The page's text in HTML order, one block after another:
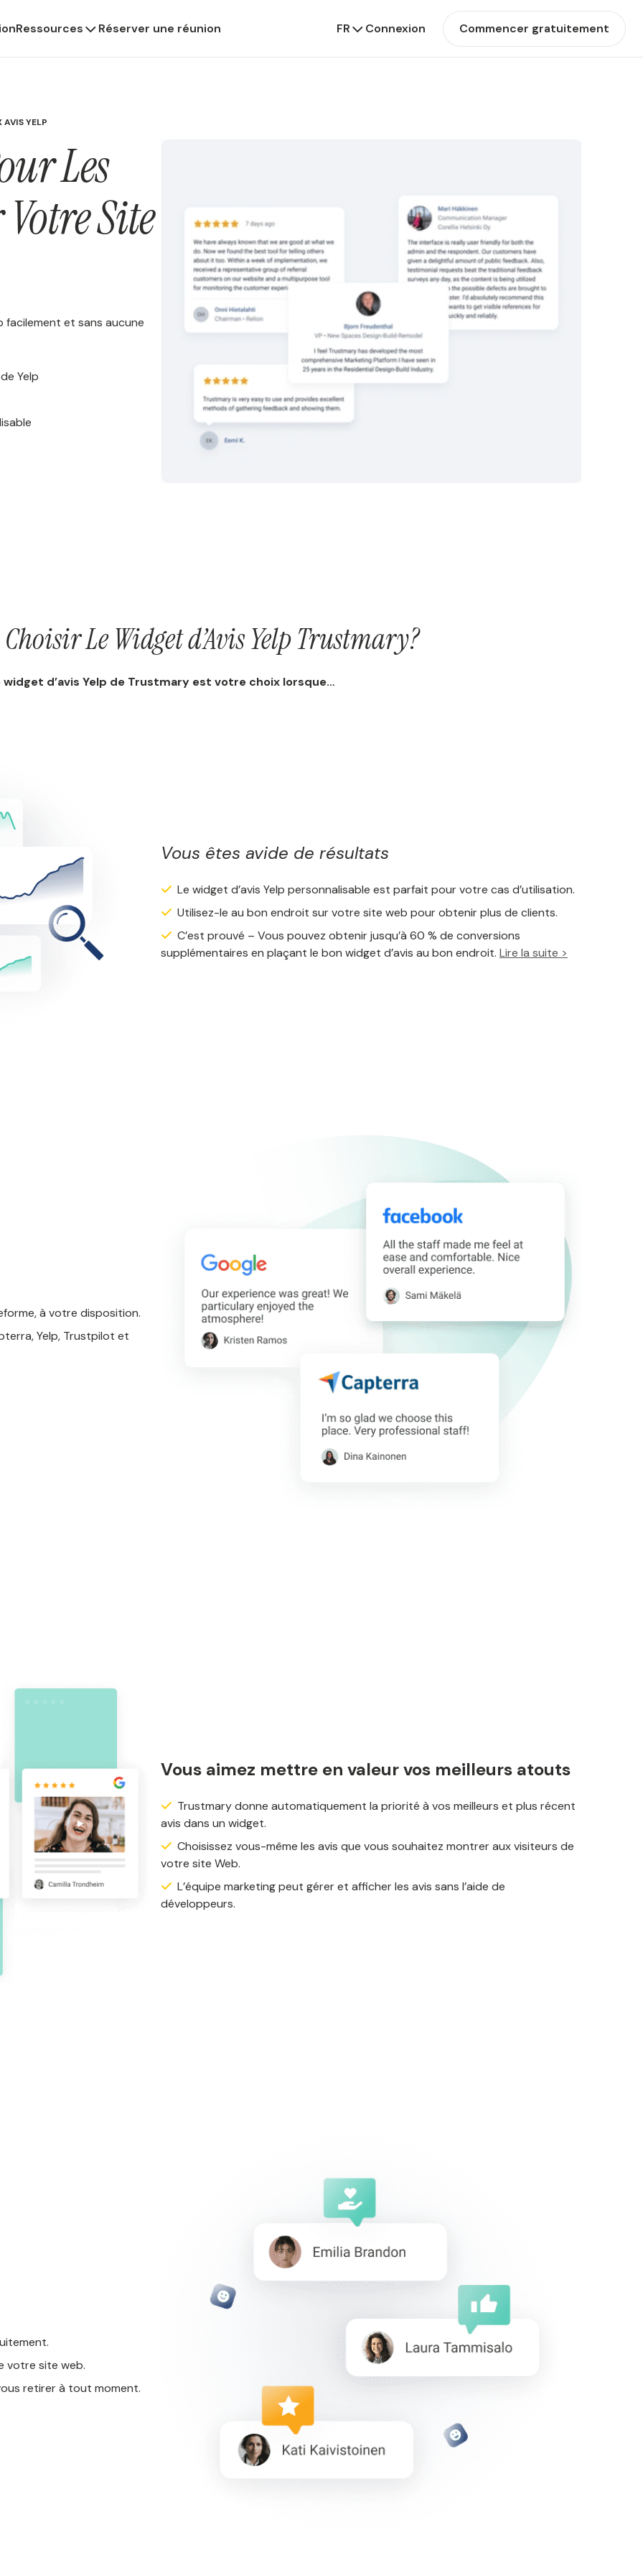
Ressources Réserver une réunion FR Connexion Commencer gratuitement
YELP
Les
Site
facilement et sans aucune
Yelp
Le Widget d’Avis Yelp Trustmary?
widget d’avis Yelp de Trustmary est votre choix lorsque…
Vous êtes avide de résultats
Le widget d’avis Yelp personnalisable est parfait pour votre cas d’utilisation.
Utilisez-le au bon endroit sur votre site web pour obtenir plus de clients.
C’est prouvé – Vous pouvez obtenir jusqu’à 60 % de conversions
supplémentaires en plaçant le bon widget d’avis au bon endroit. Lire la suite >
à votre disposition.
Yelp, Trustpilot et
Vous aimez mettre en valeur vos meilleurs atouts
Trustmary donne automatiquement la priorité à vos meilleurs et plus récent
avis dans un widget.
Choisissez vous-même les avis que vous souhaitez montrer aux visiteurs de
votre site Web.
L’équipe marketing peut gérer et afficher les avis sans l’aide de
développeurs.
votre site web.
retirer à tout moment.